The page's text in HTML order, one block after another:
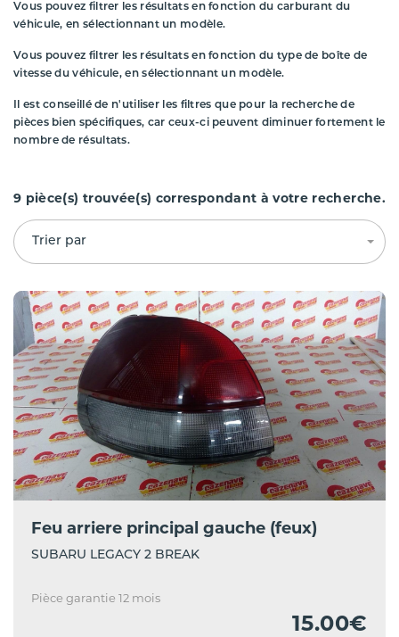
Vous pouvez filtrer les résultats en fonction du carburant du
véhicule, en sélectionnant un modèle.
Vous pouvez filtrer les résultats en fonction du type de boîte de
vitesse du véhicule, en sélectionnant un modèle.
Il est conseillé de n'utiliser les filtres que pour la recherche de
pièces bien spécifiques, car ceux-ci peuvent diminuer fortement le
nombre de résultats.
9 pièce(s) trouvée(s) correspondant à votre recherche.
Trier par
Feu arriere principal gauche (feux)
SUBARU LEGACY 2 BREAK
Pièce garantie 12 mois
15.00€